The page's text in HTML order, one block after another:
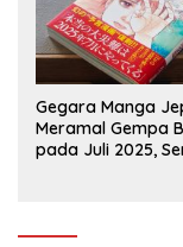
Gegara Manga
Meramal Gempa
pada Juli 2025,